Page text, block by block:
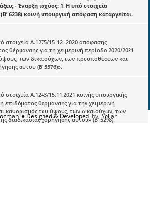
- Έναρξη ισχύος: 1. Η υπό στοιχεία
6238) κοινή υπουργική απόφαση καταργείται.
στοιχεία Α.1275/15-12- 2020 απόφασης
θέρμανσης για τη χειμερινή περίοδο 2020/2021
των δικαιούχων, των προϋποθέσεων και
αυτού (Β’ 5576)».
στοιχεία Α.1243/15.11.2021 κοινής υπουργικής
θέρμανσης για την χειμερινή
καθορισμός του ύψους, των δικαιούχων, των
διαδικασίας χορήγησης αυτού» (Β’ 5298).
● Designed & DevelopedbySoFar